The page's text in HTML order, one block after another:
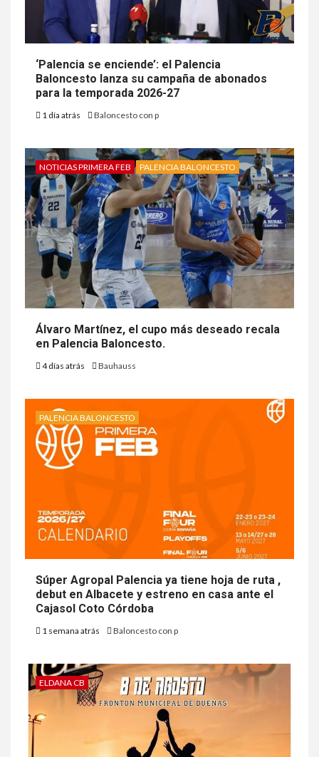
‘Palencia se enciende’: el Palencia
Baloncesto lanza su campaña de abonados
para la temporada 2026-27
1 día atrás Baloncesto con p
NOTICIAS PRIMERA FEB PALENCIA BALONCESTO
Álvaro Martínez, el cupo más deseado recala
en Palencia Baloncesto.
4 días atrás Bauhauss
PALENCIA BALONCESTO
Súper Agropal Palencia ya tiene hoja de ruta ,
debut en Albacete y estreno en casa ante el
Cajasol Coto Córdoba
1 semana atrás Baloncesto con p
ELDANA CB